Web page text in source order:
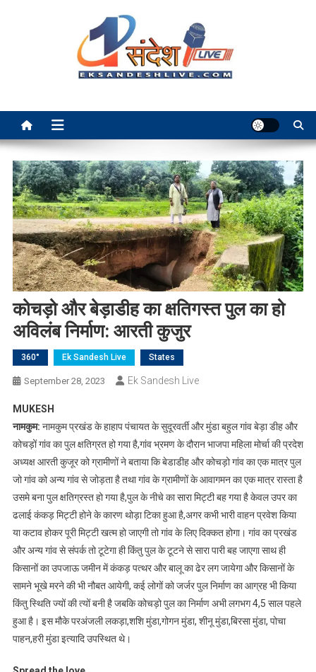
कोचड़ो और बेड़ाडीह का क्षतिगस्त पुल का हो
अविलंब निर्माण: आरती कुजुर
360° Ek Sandesh Live States
September 28, 2023 Ek Sandesh Live
MUKESH
नामकुम: नामकुम प्रखंड के हाहाप पंचायत के सुदूरवर्ती और मुंडा बहुल गांव बेड़ा डीह और
कोचड़ों गांव का पुल क्षतिग्रत हो गया है,गांव भ्रमण के दौरान भाजपा महिला मोर्चा की प्रदेश
अध्यक्ष आरती कुजूर को ग्रामीणों ने बताया कि बेडाडीह और कोचड़ो गांव का एक मात्र पुल
जो गांव को अन्य गांव से जोड़ता है तथा गांव के ग्रामीणों के आवागमन का एक मात्र रास्ता है
उसमे बना पुल क्षतिग्रस्त हो गया है,पुल के नीचे का सारा मिट्टी बह गया है केवल उपर का
ढलाई कंकड़ मिट्टी होने के कारण थोड़ा टिका हुआ है,अगर कभी भारी वाहन प्रवेश किया
या कटाव होकर पूरी मिट्टी खत्म हो जाएगी तो गांव के लिए दिक्कत होगा। गांव का प्रखंड
और अन्य गांव से संपर्क तो टूटेगा ही किंतु पुल के टूटने से सारा पारी बह जाएगा साथ ही
किसानों का उपजाऊ जमीन में कंकड़ पत्थर और बालू का ढेर लग जायेगा और किसानों के
सामने भूखे मरने की भी नौबत आयेगी, कई लोगों को जर्जर पुल निर्माण का आग्रह भी किया
किंतु स्थिति ज्यों की त्यों बनी है जबकि कोचड़ो पुल का निर्माण अभी लगभग 4,5 साल पहले
हुआ है। इस मौके परअंजली लकड़ा,शशि मुंडा,गोगन मुंडा, शीनू मुंडा,बिरसा मुंडा, पोचा
पाहन,हरी मुंडा इत्यादि उपस्थित थे।